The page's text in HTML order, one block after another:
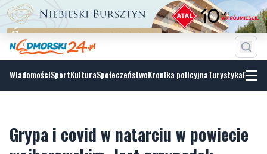
WiadomościSportKulturaSpołeczeństwoKronika policyjnaTurystyka